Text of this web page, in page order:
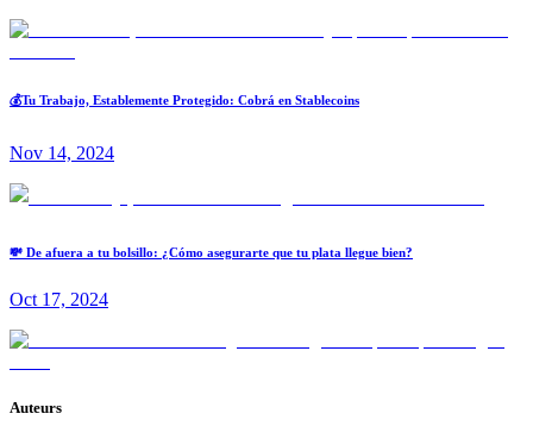
💰Tu Trabajo, Establemente Protegido: Cobrá en Stablecoins
Nov 14, 2024
💸 De afuera a tu bolsillo: ¿Cómo asegurarte que tu plata llegue bien?
Oct 17, 2024
Auteurs